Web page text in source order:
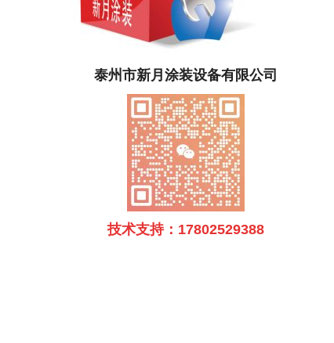
泰州市新月涂装设备有限公司
技术支持：17802529388